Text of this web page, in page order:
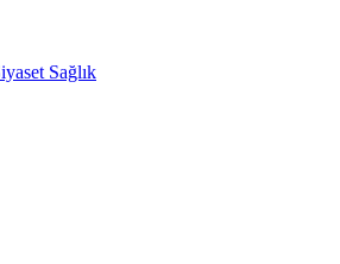
Sağlık